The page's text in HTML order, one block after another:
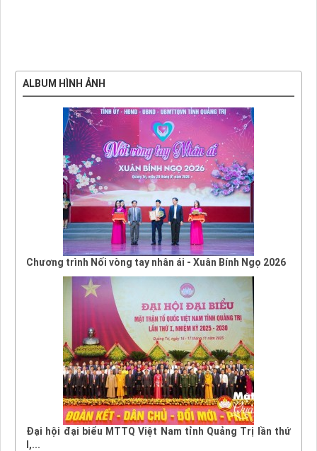
ALBUM HÌNH ẢNH
Chương trình Nối vòng tay nhân ái - Xuân Bính Ngọ 2026
Đại hội đại biểu MTTQ Việt Nam tỉnh Quảng Trị lần thứ
I,...